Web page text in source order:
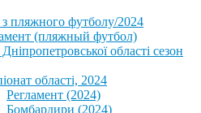
пляжного футболу/2024
(пляжный футбол)
області сезон
області, 2024
Регламент (2024)
Бомбардири (2024)